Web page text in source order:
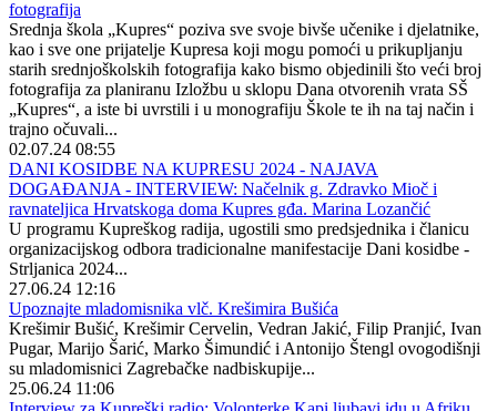
fotografija
Srednja škola „Kupres“ poziva sve svoje bivše učenike i djelatnike,
kao i sve one prijatelje Kupresa koji mogu pomoći u prikupljanju
starih srednjoškolskih fotografija kako bismo objedinili što veći broj
fotografija za planiranu Izložbu u sklopu Dana otvorenih vrata SŠ
„Kupres“, a iste bi uvrstili i u monografiju Škole te ih na taj način i
trajno očuvali...
02.07.24 08:55
DANI KOSIDBE NA KUPRESU 2024 - NAJAVA
DOGAĐANJA - INTERVIEW: Načelnik g. Zdravko Mioč i
ravnateljica Hrvatskoga doma Kupres gđa. Marina Lozančić
U programu Kupreškog radija, ugostili smo predsjednika i članicu
organizacijskog odbora tradicionalne manifestacije Dani kosidbe -
Strljanica 2024...
27.06.24 12:16
Upoznajte mladomisnika vlč. Krešimira Bušića
Krešimir Bušić, Krešimir Cervelin, Vedran Jakić, Filip Pranjić, Ivan
Pugar, Marijo Šarić, Marko Šimundić i Antonijo Štengl ovogodišnji
su mladomisnici Zagrebačke nadbiskupije...
25.06.24 11:06